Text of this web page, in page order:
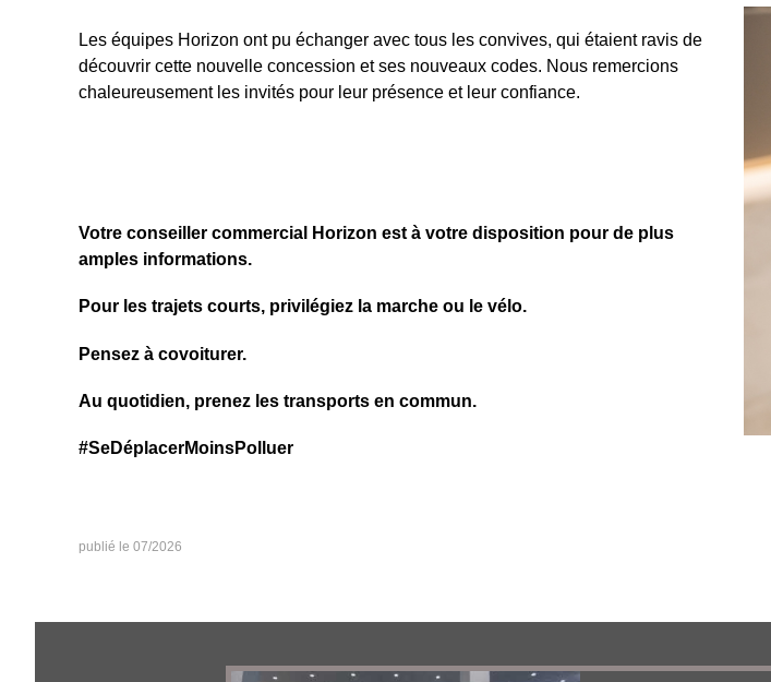
Les équipes Horizon ont pu échanger avec tous les convives, qui étaient ravis de
découvrir cette nouvelle concession et ses nouveaux codes. Nous remercions
chaleureusement les invités pour leur présence et leur confiance.
Votre conseiller commercial Horizon est à votre disposition pour de plus
amples informations.
Pour les trajets courts, privilégiez la marche ou le vélo.
Pensez à covoiturer.
Au quotidien, prenez les transports en commun.
#SeDéplacerMoinsPolluer
07/2026